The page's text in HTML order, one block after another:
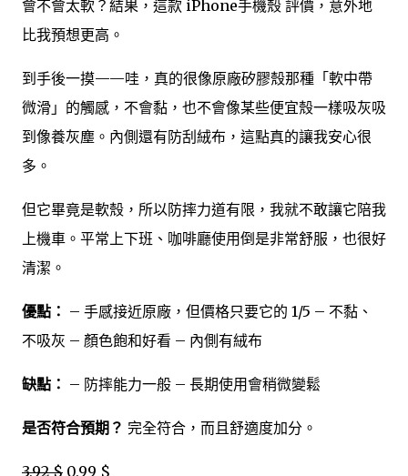
會不會太軟？結果，這款 iPhone手機殼 評價，意外地
比我預想更高。
到手後一摸——哇，真的很像原廠矽膠殼那種「軟中帶
微滑」的觸感，不會黏，也不會像某些便宜殼一樣吸灰吸
到像養灰塵。內側還有防刮絨布，這點真的讓我安心很
多。
但它畢竟是軟殼，所以防摔力道有限，我就不敢讓它陪我
上機車。平常上下班、咖啡廳使用倒是非常舒服，也很好
清潔。
優點： – 手感接近原廠，但價格只要它的 1/5 – 不黏、
不吸灰 – 顏色飽和好看 – 內側有絨布
缺點： – 防摔能力一般 – 長期使用會稍微變鬆
是否符合預期？ 完全符合，而且舒適度加分。
3,92 $ 0,99 $